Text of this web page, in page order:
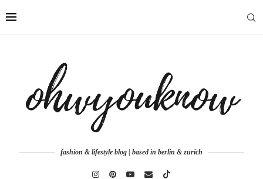
fashion & lifestyle blog | based in berlin & zurich